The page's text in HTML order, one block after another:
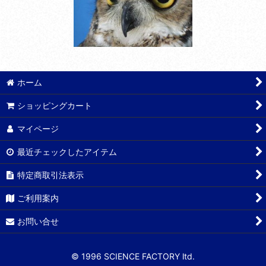
ホーム
ショッピングカート
マイページ
最近チェックしたアイテム
特定商取引法表示
ご利用案内
お問い合せ
© 1996 SCIENCE FACTORY ltd.